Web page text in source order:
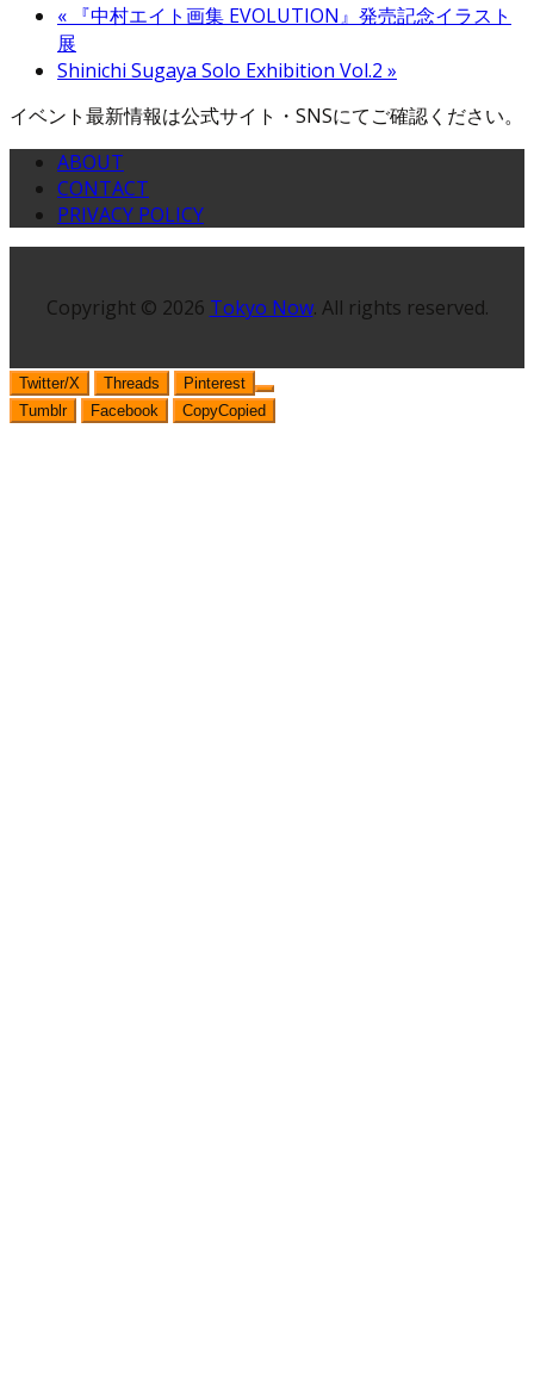
« 『中村エイト画集 EVOLUTION』発売記念イラスト
展
Shinichi Sugaya Solo Exhibition Vol.2 »
イベント最新情報は公式サイト・SNSにてご確認ください。
ABOUT
CONTACT
PRIVACY POLICY
Copyright © 2026 Tokyo Now. All rights reserved.
Twitter/X Threads
Pinterest
Tumblr
Facebook CopyCopied